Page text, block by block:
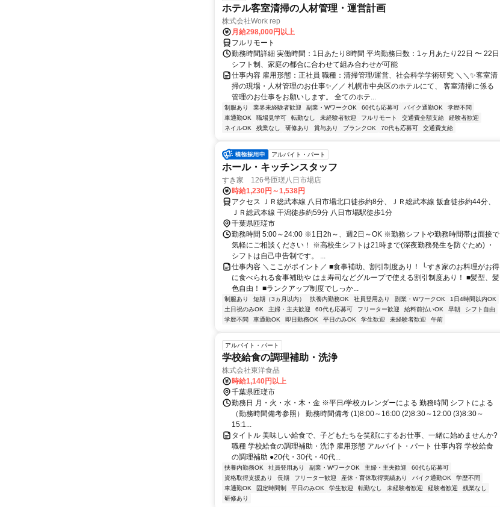
ホテル客室清掃の人材管理・運営計画
株式会社Work rep
月給298,000円以上
フルリモート
勤務時間詳細 実働時間：1日あたり8時間 平均勤務日数：1ヶ月あたり22日 〜 22日
シフト制、家庭の都合に合わせて組み合わせが可能
仕事内容 雇用形態：正社員 職種：清掃管理/運営、社会科学学術研究 ＼＼✨客室清
掃の現場・人材管理のお仕事✨／／ 札幌市中央区のホテルにて、 客室清掃に係る
管理のお仕事をお願いします。 全てのホテ...
制服あり 業界未経験者歓迎 副業・WワークOK 60代も応募可 バイク通勤OK
学歴不問
車通勤OK
職場見学可 転勤なし 未経験者歓迎 フルリモート 交通費全額支給
経験者歓迎
ネイルOK
残業なし 研修あり 賞与あり ブランクOK 70代も応募可 交通費支給
アルバイト・パート
ホール・キッチンスタッフ
すき家 126号匝瑳八日市場店
時給1,230円～1,538円
アクセス ＪＲ総武本線 八日市場北口徒歩約8分、ＪＲ総武本線 飯倉徒歩約44分、
ＪＲ総武本線 干潟徒歩約59分 八日市場駅徒歩1分
千葉県匝瑳市
勤務時間 5:00～24:00 ※1日2h～、週2日～OK ※勤務シフトや勤務時間帯は面接で
気軽にご相談ください！ ※高校生シフトは21時まで(深夜勤務発生を防ぐため) ・
シフトは自己申告制です。 ...
仕事内容 ＼ここがポイント／ ■食事補助、割引制度あり！ └すき家のお料理がお得
に食べられる食事補助や はま寿司などグループで使える割引制度あり！ ■髪型、髪
色自由！ ■ランクアップ制度でしっか...
制服あり 短期（3ヵ月以内） 扶養内勤務OK 社員登用あり 副業・WワークOK
1日4時間以内OK
土日祝のみOK
主婦・主夫歓迎 60代も応募可 フリーター歓迎 給料前払いOK 早朝
シフト自由
学歴不問
車通勤OK 即日勤務OK 平日のみOK 学生歓迎 未経験者歓迎 午前
アルバイト・パート
学校給食の調理補助・洗浄
株式会社東洋食品
時給1,140円以上
千葉県匝瑳市
勤務日 月・火・水・木・金 ※平日/学校カレンダーによる 勤務時間 シフトによる
（勤務時間備考参照） 勤務時間備考 (1)8:00～16:00 (2)8:30～12:00 (3)8:30～
15:1...
タイトル 美味しい給食で、子どもたちを笑顔にするお仕事、一緒に始めませんか?
職種 学校給食の調理補助・洗浄 雇用形態 アルバイト・パート 仕事内容 学校給食
の調理補助 ●20代・30代・40代...
扶養内勤務OK 社員登用あり 副業・WワークOK 主婦・主夫歓迎
60代も応募可
資格取得支援あり
長期 フリーター歓迎 産休・育休取得実績あり バイク通勤OK
学歴不問
車通勤OK
固定時間制 平日のみOK 学生歓迎 転勤なし 未経験者歓迎 経験者歓迎
残業なし
研修あり